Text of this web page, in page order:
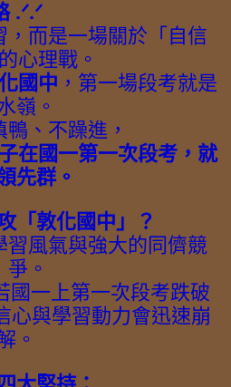
.ᐟ.ᐟ
，而是一場關於「自信
心理戰。
國中 ，第一場段考就是
嶺。
、不躁進，
在國一第一次段考，就
先群。
「敦化國中」？
習風氣與強大的同儕競
爭。
國一上第一次段考跌破
心與學習動力會迅速崩
。